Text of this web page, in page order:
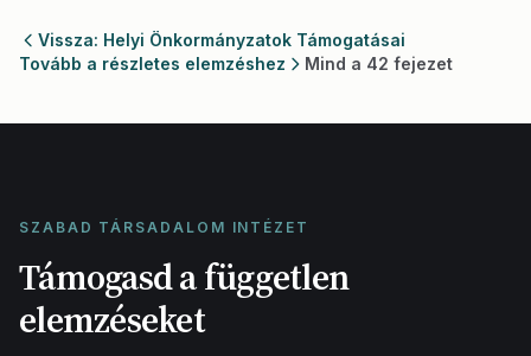
Vissza: Helyi Önkormányzatok Támogatásai
Tovább a részletes elemzéshez
Mind a 42 fejezet
SZABAD TÁRSADALOM INTÉZET
Támogasd a független
elemzéseket